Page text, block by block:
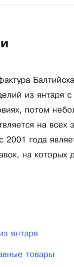
из янтаря
потом
на всех
года
на которых
янтаря
товары